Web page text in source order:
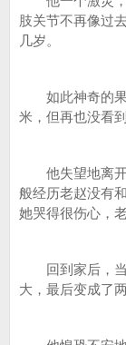
肢关节不再像过
几岁。
如此神奇的果
米，但再也没看
他失望地离开
般经历老赵没有
她哭得很伤心，
回到家后，当
大，最后变成了